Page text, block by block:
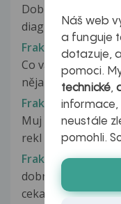
Dobry den, pred
diagnostika je, Fr.
Fraktura
Co vás trápí, jak
nějaké léky,
Fraktura
Muj pritel lezi v
rekl neco jineho
Fraktura 5.nartni
dobry den, pritel
ceka ho
Náš web
a funguje
dotazuje,
pomoci.
technické,
informace,
neustále
pomohli.